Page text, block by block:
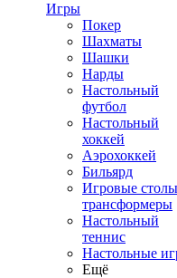
Игры
Покер
Шахматы
Шашки
Нарды
Настольный
футбол
Настольный
хоккей
Аэрохоккей
Бильярд
Игровые столы
трансформеры
Настольный
теннис
Настольные
Ещё